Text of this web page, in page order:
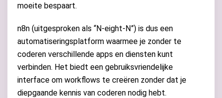
moeite bespaart.
n8n (uitgesproken als “N-eight-N”) is dus een
automatiseringsplatform waarmee je zonder te
coderen verschillende apps en diensten kunt
verbinden. Het biedt een gebruiksvriendelijke
interface om workflows te creëren zonder dat je
diepgaande kennis van coderen nodig hebt.